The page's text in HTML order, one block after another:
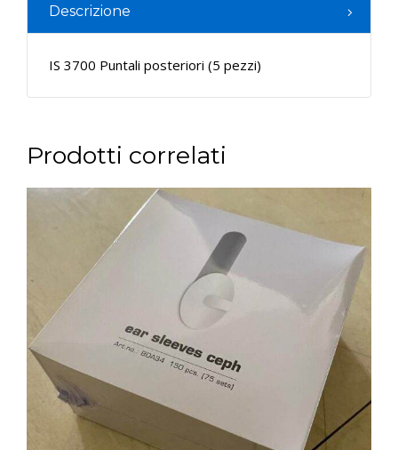
Descrizione
IS 3700 Puntali posteriori (5 pezzi)
Prodotti correlati